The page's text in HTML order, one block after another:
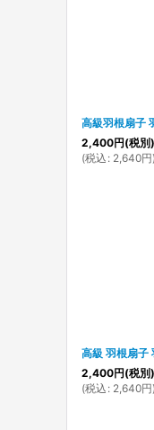
高級羽根扇子
2,400円(税別)
(税込 : 2,640円)
高級 羽根扇子
2,400円(税別)
(税込 : 2,640円)